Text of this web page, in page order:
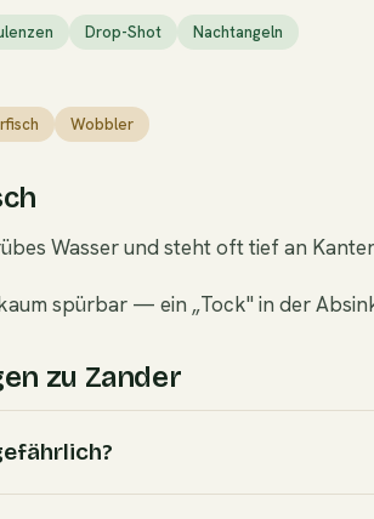
Drop-Shot Nachtangeln
Wobbler
Wasser und steht oft tief an
spürbar — ein „Tock" in der
zu Zander